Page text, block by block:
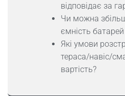
відповідає за
Чи можна
ємність
Які умови
тераса/навіс/
вартість?